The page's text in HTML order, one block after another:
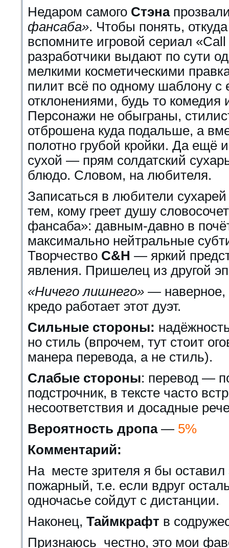
Недаром самого Стэна
фансаба». Чтобы понять, откуда
вспомните игровой сериал
разработчики выдают по сути
мелкими косметическими
пилит всё по одному шаблону с
отклонениями, будь то комедия
Персонажи не обыграны,
отброшена куда подальше, а
полотно грубой кройки. Да ещё
сухой — прям солдатский
блюдо. Словом, на любителя.
Записаться в любители
тем, кому греет душу
фансаба»: давным-давно в
максимально нейтральные
Творчество С&Н — яркий
явления. Пришелец из другой
«Ничего лишнего» — наверное,
кредо работает этот дуэт.
Сильные стороны:
но стиль (впрочем, тут стоит
манера перевода, а не стиль).
Слабые стороны: перевод —
подстрочник, в тексте часто
несоответствия и досадные
Вероятность дропа— 5%
Комментарий:
На месте зрителя я бы оставил
пожарный, т.е. если вдруг
одночасье сойдут с дистанции.
Наконец, Таймкрафт в
Признаюсь честно, это мои